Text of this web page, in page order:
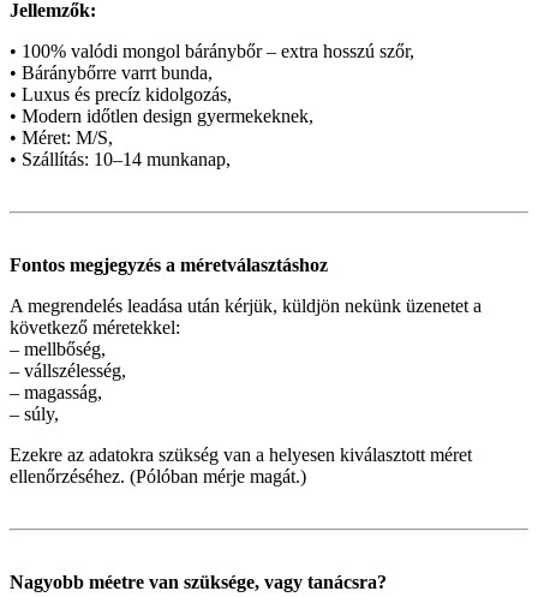
Jellemzők:
• 100% valódi mongol báránybőr – extra hosszú szőr,
• Báránybőrre varrt bunda,
• Luxus és precíz kidolgozás,
• Modern időtlen design gyermekeknek,
• Méret: M/S,
• Szállítás: 10–14 munkanap,
Fontos megjegyzés a méretválasztáshoz
A megrendelés leadása után kérjük, küldjön nekünk üzenetet a
következő méretekkel:
– mellbőség,
– vállszélesség,
– magasság,
– súly,
Ezekre az adatokra szükség van a helyesen kiválasztott méret
ellenőrzéséhez. (Pólóban mérje magát.)
Nagyobb méetre van szüksége, vagy tanácsra?